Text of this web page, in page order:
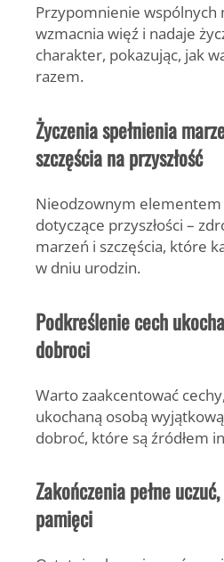
Przypomnienie
wzmacnia więź i nadaje
charakter, pokazując, jak
razem.
Życzenia spełnienia
szczęścia na przyszłość
Nieodzownym elementem
dotyczące przyszłości –
marzeń i szczęścia, które
w dniu urodzin.
Podkreślenie cech
dobroci
Warto zaakcentować
ukochaną osobą
dobroć, które są źródłem
Zakończenia pełne
pamięci